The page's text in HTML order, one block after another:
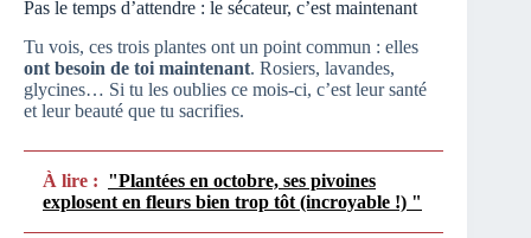
Pas le temps d’attendre : le sécateur, c’est maintenant
Tu vois, ces trois plantes ont un point commun : elles
ont besoin de toi maintenant. Rosiers, lavandes,
glycines… Si tu les oublies ce mois-ci, c’est leur santé
et leur beauté que tu sacrifies.
À lire : "Plantées en octobre, ses pivoines
explosent en fleurs bien trop tôt (incroyable !) "